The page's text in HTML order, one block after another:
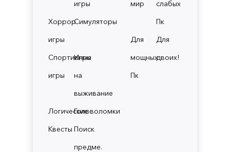
игры
Хоррор
игры
Симуляторы
Спортивные
игры
Игры
на
выживание
ЛогическиеГоловоломки
Квесты Поиск
предме.
мир
слабых
Пк
Для
мощных
Пк
Для
двоих!